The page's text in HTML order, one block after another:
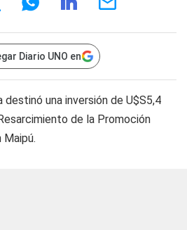
Diario UNO en
destinó una inversión de U$S5,4
de la Promoción
Maipú.